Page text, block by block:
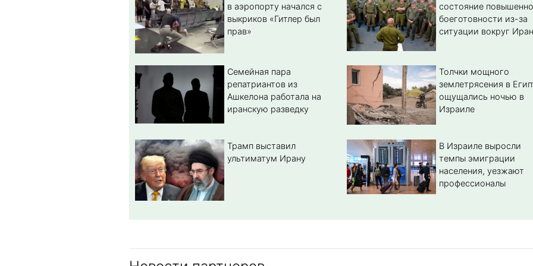
в аэропорту начался с
выкриков «Гитлер был
прав»
состояние
боеготовности из-за
ситуации вокруг
Семейная пара
репатриантов из
Ашкелона работала на
иранскую разведку
Толчки мощного
землетрясения в
ощущались ночью в
Израиле
Трамп выставил
ультиматум Ирану
В Израиле выросли
темпы эмиграции
населения, уезжают
профессионалы